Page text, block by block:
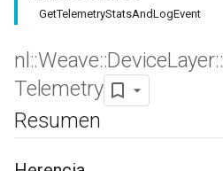
GetTelemetryStatsAndLogEvent
nl ::Weave::DeviceLayer::
Telemetry
Resumen